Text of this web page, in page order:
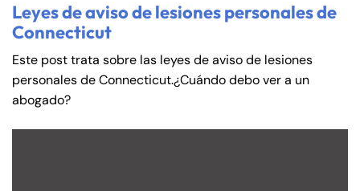
Leyes de aviso de lesiones personales de
Connecticut
Este post trata sobre las leyes de aviso de lesiones
personales de Connecticut.¿Cuándo debo ver a un
abogado?